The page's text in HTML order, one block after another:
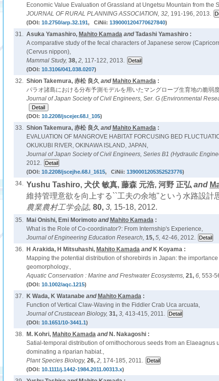
Economic Value Evaluation of Grassland at Ungetsu Mountain from the
JOURNAL OF RURAL PLANNING ASSOCIATION, 32, 191-196, 2013.
(DOI: 10.2750/arp.32.191, CiNii: 1390001204770627840)
31. Asuka Yamashiro, Mahito KamadaandTadashi Yamashiro :
A comparative study of the fecal characters of Japanese serow
(Cervus nippon),
Mammal Study, 38, 2, 117-122, 2013.
(DOI: 10.3106/041.038.0207)
32. Shion Takemura, 赤松 良久and Mahito Kamada:
パラオ諸島における分布予測モデルを用いたマングローブ生育地の脆弱
Journal of Japan Society of Civil Engineers, Ser. G (Environmental
(DOI: 10.2208/jscejer.68.I_105)
33. Shion Takemura, 赤松 良久and Mahito Kamada:
EVALUATION OF MANGROVE HABITAT FORCUSING BED
OKUKUBI RIVER, OKINAWA ISLAND, JAPAN,
Journal of Japan Society of Civil Engineers, Series B1 (Hydraulic
2012.
(DOI: 10.2208/jscejhe.68.I_1615, CiNii: 1390001205352523776)
34. Yushu Tashiro, 犬伏 敏真, 藤森 元浩, 河野 正弘and
維持管理意欲を向上する``工夫の余地''という水路設計
農業農村工学会誌, 80, 3, 15-18, 2012.
35. Mai Onishi, Emi Morimotoand Mahito Kamada:
What is the Role of Co-coordinator?: From Internship's Experience,
Journal of Engineering Education Research, 15, 5, 42-46, 2012.
36.
H Arakida, H Mitsuhashi, Mahito Kamadaand K Koyama :
Mapping the potential distribution of shorebirds in Japan: the
geomorphology.,
Aquatic Conservation : Marine and Freshwater Ecosystems, 21, 6, 553-
(DOI: 10.1002/aqc.1215)
37. K Wada, K Watanabeand Mahito Kamada:
Function of Vertical Claw-Waving in the Fiddler Crab Uca arcuata,
Journal of Crustacean Biology, 31, 3, 413-415, 2011.
(DOI: 10.1651/10-3441.1)
38. M. Kohri, Mahito Kamadaand N. Nakagoshi :
Satial-temporal distribution of ornithochorous seeds from an Elaeagnus
dominating a riparian habiat.,
Plant Species Biology, 26, 2, 174-185, 2011.
(DOI: 10.1111/j.1442-1984.2011.00313.x)